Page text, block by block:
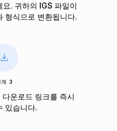
. 귀하의 IGS 파일이
형식으로 변환됩니다.
계 3
운로드 링크를 즉시
있습니다.